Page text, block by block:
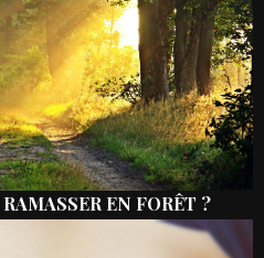
EN FORÊT ?